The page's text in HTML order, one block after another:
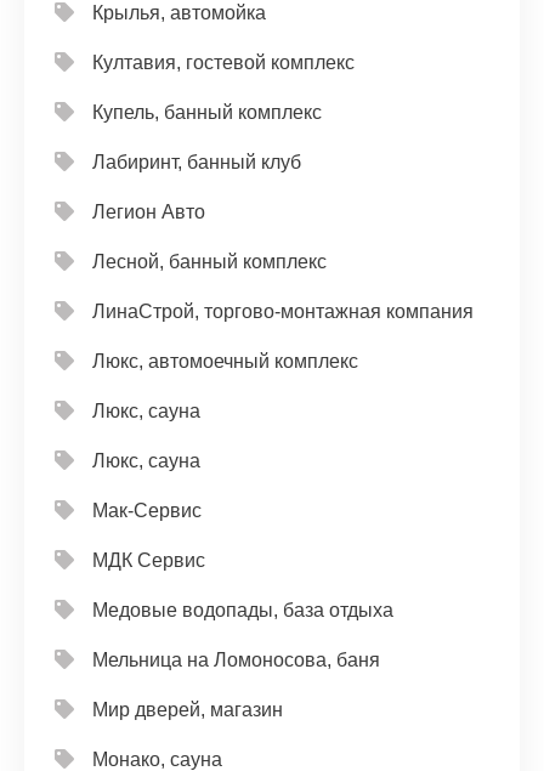
Крылья, автомойка
Култавия, гостевой комплекс
Купель, банный комплекс
Лабиринт, банный клуб
Легион Авто
Лесной, банный комплекс
ЛинаСтрой, торгово-монтажная компания
Люкс, автомоечный комплекс
Люкс, сауна
Люкс, сауна
Мак-Сервис
МДК Сервис
Медовые водопады, база отдыха
Мельница на Ломоносова, баня
Мир дверей, магазин
Монако, сауна